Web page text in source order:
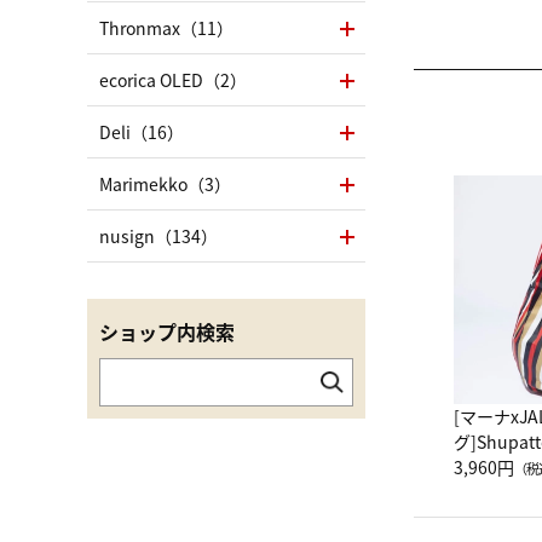
[マーナ
グ
グ Drop
3,960円 （
Thronmax（11）
ecorica OLED（2）
Deli（16）
Marimekko（3）
nusign（134）
ショップ内検索